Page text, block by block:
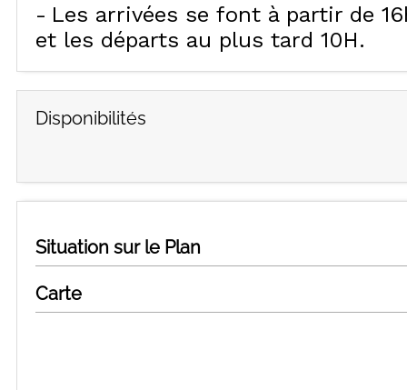
Les arrivées se font à partir de
et les départs au plus tard 10H
Disponibilités
Situation sur le Plan
Carte